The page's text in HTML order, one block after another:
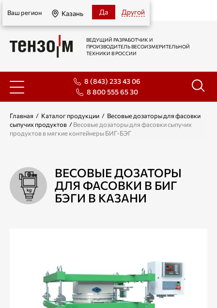
Казань
Ваш регион Казань Да Другой
ВЕДУЩИЙ РАЗРАБОТЧИК И
ПРОИЗВОДИТЕЛЬ ВЕСОИЗМЕРИТЕЛЬНОЙ
ТЕХНИКИ В РОССИИ
8 (843) 233 43 06
8 800 555 65 30
Главная / Каталог продукции / Весовые дозаторы для фасовки
сыпучих продуктов /Весовые дозаторы для фасовки сыпучих
продуктов в мягкие контейнеры БИГ-БЭГ
ВЕСОВЫЕ ДОЗАТОРЫ
ДЛЯ ФАСОВКИ В БИГ
БЭГИ В КАЗАНИ